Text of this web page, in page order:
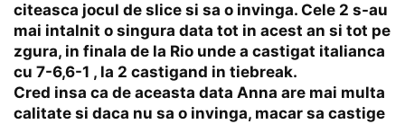
citeasca jocul de slice si sa o invinga. Cele 2 s-au
mai intalnit o singura data tot in acest an si tot pe
zgura, in finala de la Rio unde a castigat italianca
cu 7-6,6-1 , la 2 castigand in tiebreak.
Cred insa ca de aceasta data Anna are mai multa
calitate si daca nu sa o invinga, macar sa castige